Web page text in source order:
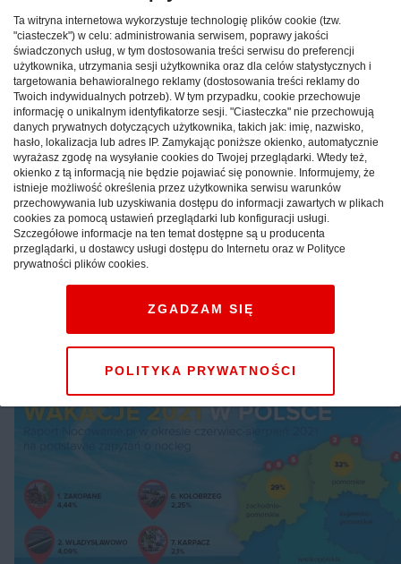
Polańczyk i Solina, w których większość osób
wypoczywała również nad wodą - dodaje ekspert
Nocowanie.pl.
Zakopane nie jest jedynym popularnym miejscem na
wypoczynek w Małopolsce - turyści chętnie wybierali
również takie miejscowości, jak: Szczawnica, Krynica-
Zdrój, czy Białka Tatrzańska. To, co rzuca się w oczy, to na
pewno odległa pozycja Krakowa, który podobnie, jak
przed rokiem, znalazł się na dalszej pozycji.
Na Dolnym Śląsku, najchętniej wybierane były Karpacz,
Szklarska Poręba, czy Kudowa-Zdrój oraz Wrocław. Ze
zbliżoną listą mieliśmy do czynienia w roku ubiegłym.
wszystkim królowały miejscowości, znajdujące się w
Beskidzie Śląskim - tj. Wisła, Żywiec, Ustroń, Szczyrk,
Ta witryna internetowa wykorzystuje technologię plików cookie (tzw.
"ciasteczek") w celu: administrowania serwisem, poprawy jakości
świadczonych usług, w tym dostosowania treści serwisu do preferencji
użytkownika, utrzymania sesji użytkownika oraz dla celów statystycznych i
targetowania behawioralnego reklamy (dostosowania treści reklamy do
Twoich indywidualnych potrzeb). W tym przypadku, cookie przechowuje
informację o unikalnym identyfikatorze sesji. "Ciasteczka" nie przechowują
danych prywatnych dotyczących użytkownika, takich jak: imię, nazwisko,
hasło, lokalizacja lub adres IP. Zamykając poniższe okienko, automatycznie
wyrażasz zgodę na wysyłanie cookies do Twojej przeglądarki. Wtedy też,
okienko z tą informacją nie będzie pojawiać się ponownie. Informujemy, że
istnieje możliwość określenia przez użytkownika serwisu warunków
przechowywania lub uzyskiwania dostępu do informacji zawartych w plikach
cookies za pomocą ustawień przeglądarki lub konfiguracji usługi.
Szczegółowe informacje na ten temat dostępne są u producenta
przeglądarki, u dostawcy usługi dostępu do Internetu oraz w Polityce
prywatności plików cookies.
POLITYKA PRYWATNOŚCI
ZGADZAM SIĘ